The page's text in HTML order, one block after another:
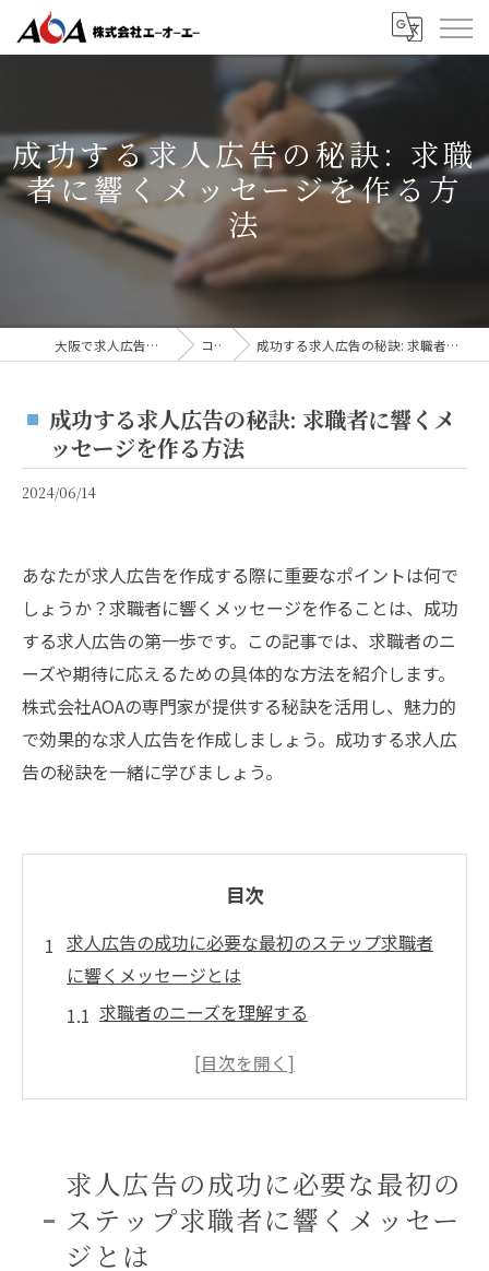
成功する求人広告の秘訣: 求職
者に響くメッセージを作る方
法
大阪で求人広告なら株式会社AOA コラム 成功する求人広告の秘訣: 求職者に響くメッセージを作る方法
成功する求人広告の秘訣: 求職者に響くメ
ッセージを作る方法
2024/06/14
あなたが求人広告を作成する際に重要なポイントは何で
しょうか？求職者に響くメッセージを作ることは、成功
する求人広告の第一歩です。この記事では、求職者のニ
ーズや期待に応えるための具体的な方法を紹介します。
株式会社AOAの専門家が提供する秘訣を活用し、魅力的
で効果的な求人広告を作成しましょう。成功する求人広
告の秘訣を一緒に学びましょう。
目次
求人広告の成功に必要な最初のステップ求職者
に響くメッセージとは
求職者のニーズを理解する
ターゲット層を明確にする
視覚的に訴える広告デザイン
求職者の心を掴む求人広告の作り方ポイントと
求人広告の成功に必要な最初の
ステップ求職者に響くメッセー
ジとは